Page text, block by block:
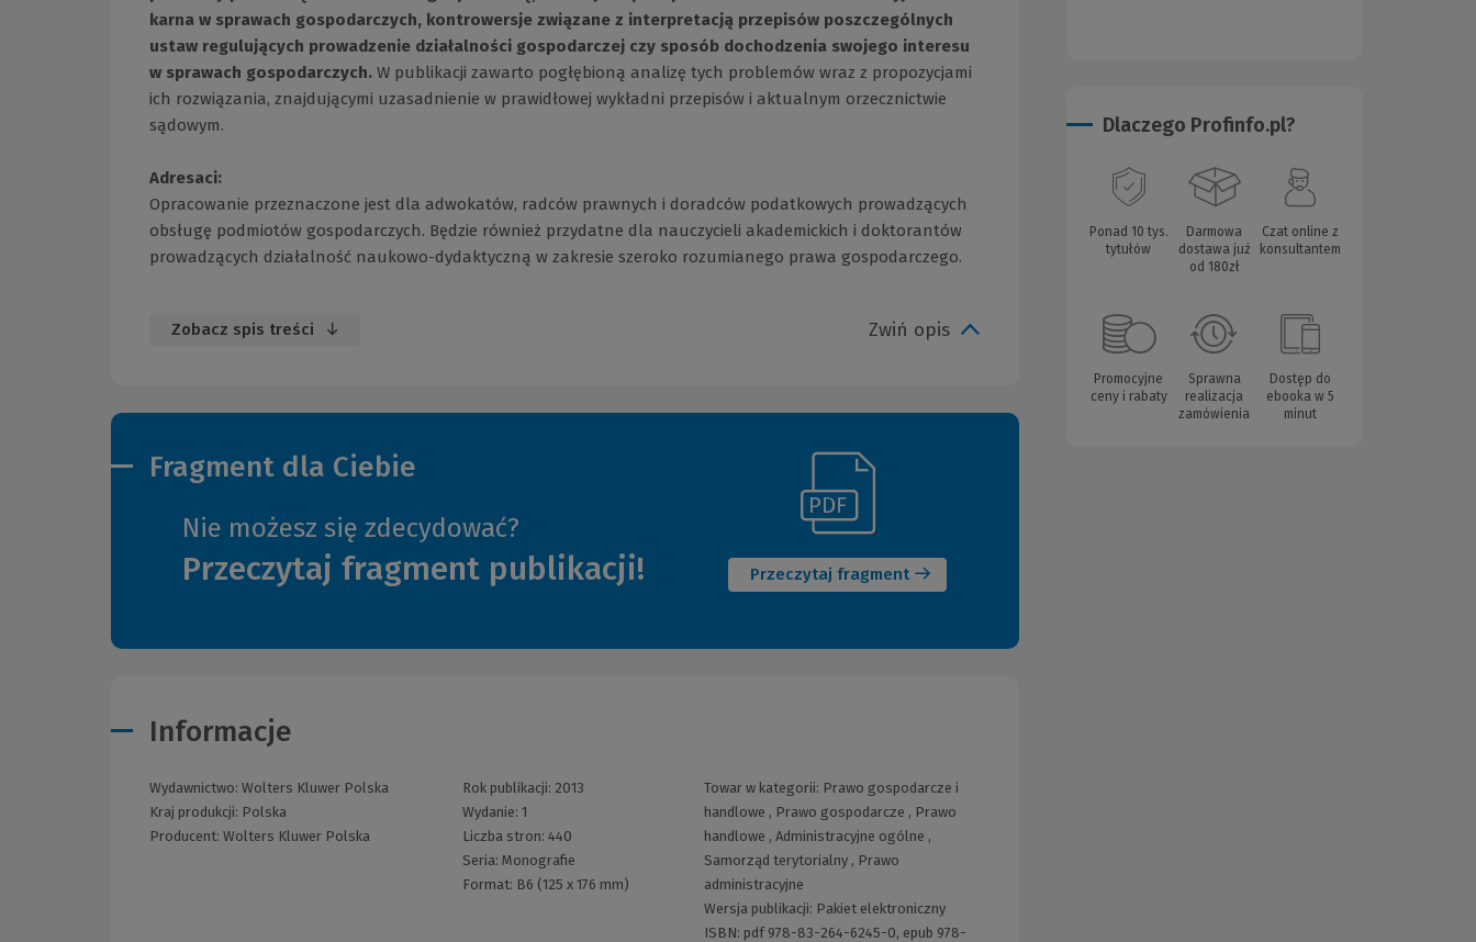
karna w sprawach gospodarczych, kontrowersje związane z interpretacją przepisów poszczególnych
ustaw regulujących prowadzenie działalności gospodarczej czy sposób dochodzenia swojego interesu
w sprawach gospodarczych. W publikacji zawarto pogłębioną analizę tych problemów wraz z propozycjami
ich rozwiązania, znajdującymi uzasadnienie w prawidłowej wykładni przepisów i aktualnym orzecznictwie
sądowym.
Adresaci:
Opracowanie przeznaczone jest dla adwokatów, radców prawnych i doradców podatkowych prowadzących
obsługę podmiotów gospodarczych. Będzie również przydatne dla nauczycieli akademickich i doktorantów
prowadzących działalność naukowo-dydaktyczną w zakresie szeroko rozumianego prawa gospodarczego.
Zobacz spis treści Zwiń opis
Fragment dla Ciebie
Nie możesz się zdecydować?
Przeczytaj fragment publikacji! Przeczytaj fragment
(Nowe
okno)
(Link
do
innej
strony)
Informacje
Wydawnictwo: Wolters Kluwer Polska
Kraj produkcji: Polska
Producent: Wolters Kluwer Polska
Rok publikacji: 2013
Wydanie:1
Liczba stron:440
Seria:Monografie
Format: B6 (125 x 176 mm)
Towar w kategorii: Prawo gospodarcze i
handlowe , Prawo gospodarcze , Prawo
handlowe , Administracyjne ogólne ,
Samorząd terytorialny, Prawo
administracyjne
Wersja publikacji: Pakiet elektroniczny
ISBN: pdf 978-83-264-6245-0, epub 978-
Dlaczego Profinfo.pl?
Ponad 10 tys.
tytułów
Darmowa
dostawa już
od 180zł
Czat online z
konsultantem
Promocyjne
ceny i rabaty
Sprawna
realizacja
zamówienia
Dostęp do
ebooka w 5
minut